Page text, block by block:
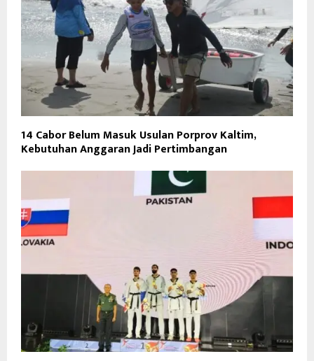
14 Cabor Belum Masuk Usulan Porprov Kaltim,
Kebutuhan Anggaran Jadi Pertimbangan